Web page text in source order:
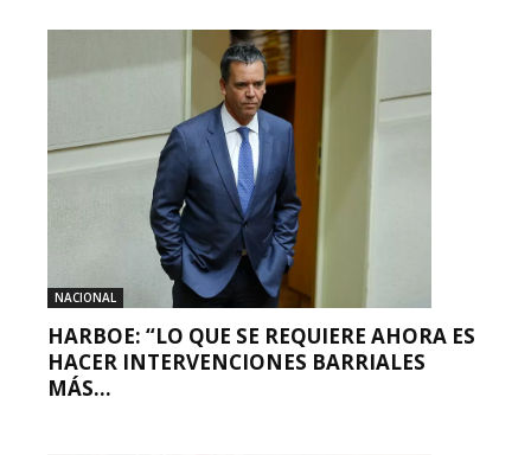
NACIONAL
HARBOE: “LO QUE SE REQUIERE AHORA ES
HACER INTERVENCIONES BARRIALES
MÁS...